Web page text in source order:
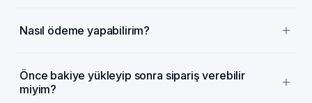
Nasıl ödeme yapabilirim?
Önce bakiye yükleyip sonra sipariş verebilir
miyim?